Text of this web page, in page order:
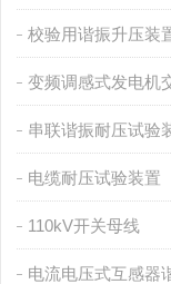
校验用谐振升压装
变频调感式发电机
串联谐振耐压试验
电缆耐压试验装置
110kV开关母线
电流电压式互感器